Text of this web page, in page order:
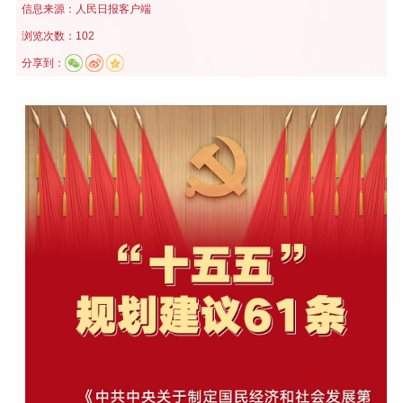
信息来源： 人民日报客户端
浏览次数：102
分享到：